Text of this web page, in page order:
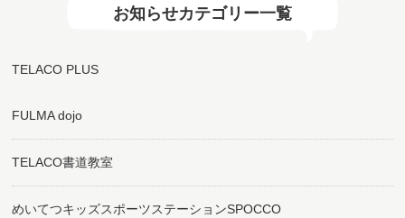
お知らせカテゴリー一覧
TELACO PLUS
FULMA dojo
TELACO書道教室
めいてつキッズスポーツステーションSPOCCO